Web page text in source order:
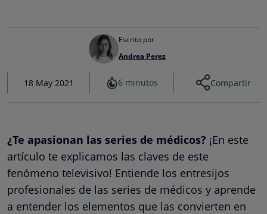
Escrito por
Andrea Perez
18 May 2021 6 minutos Compartir
¿Te apasionan las series de médicos? ¡En este
artículo te explicamos las claves de este
fenómeno televisivo! Entiende los entresijos
profesionales de las series de médicos y aprende
a entender los elementos que las convierten en